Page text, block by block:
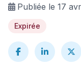
Publiée le 17
Expirée